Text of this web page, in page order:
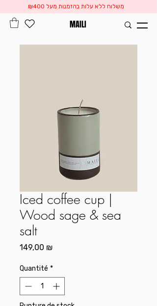
משלוח ללא עלות בהזמנות מעל ₪400
MAILI
Iced coffee cup |
Wood sage & sea
salt
149,00 ₪Prix
Quantité *